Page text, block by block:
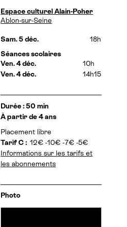
e
r
v
t
i
n
D
a
e
e
t
h
a
i
r
e
s
Espace culturel Alain-Poher
Ablon-sur-Seine
Sam. 5 déc.
18h
Séances scolaires
Ven. 4 déc.
10h
Ven. 4 déc.
14h15
I
n
o
r
m
a
t
o
n
Durée : 50 min
À partir de 4 ans
Placement libre
Tarif C : 12€ -10€ -7€ -5€
Informations sur les tarifs et
les abonnements
Photo